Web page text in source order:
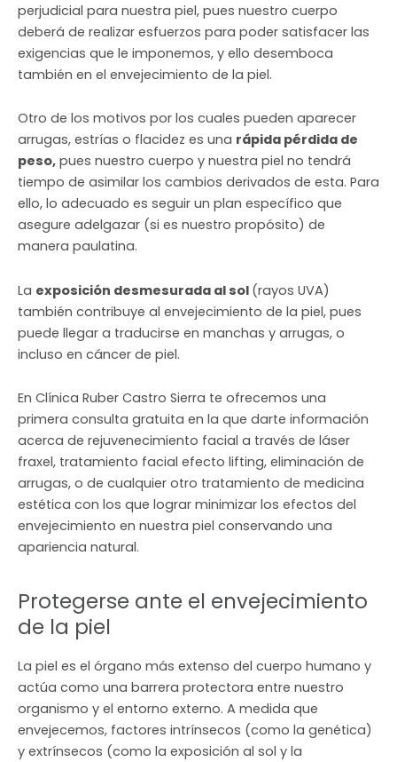
perjudicial para nuestra piel, pues nuestro cuerpo
deberá de realizar esfuerzos para poder satisfacer las
exigencias que le imponemos, y ello desemboca
también en el envejecimiento de la piel.
Otro de los motivos por los cuales pueden aparecer
arrugas, estrías o flacidez es una rápida pérdida de
peso, pues nuestro cuerpo y nuestra piel no tendrá
tiempo de asimilar los cambios derivados de esta. Para
ello, lo adecuado es seguir un plan específico que
asegure adelgazar (si es nuestro propósito) de
manera paulatina.
La exposición desmesurada al sol (rayos UVA)
también contribuye al envejecimiento de la piel, pues
puede llegar a traducirse en manchas y arrugas, o
incluso en cáncer de piel.
En Clínica Ruber Castro Sierra te ofrecemos una
primera consulta gratuita en la que darte información
acerca de rejuvenecimiento facial a través de láser
fraxel, tratamiento facial efecto lifting, eliminación de
arrugas, o de cualquier otro tratamiento de medicina
estética con los que lograr minimizar los efectos del
envejecimiento en nuestra piel conservando una
apariencia natural.
Protegerse ante el envejecimiento
de la piel
La piel es el órgano más extenso del cuerpo humano y
actúa como una barrera protectora entre nuestro
organismo y el entorno externo. A medida que
envejecemos, factores intrínsecos (como la genética)
y extrínsecos (como la exposición al sol y la